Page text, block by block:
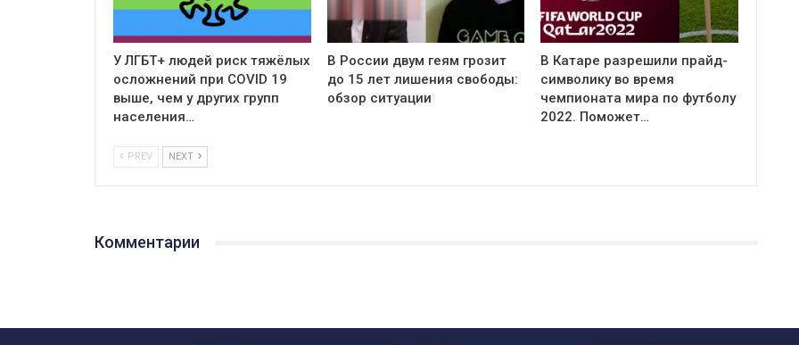
У ЛГБТ+ людей риск тяжёлых
осложнений при COVID 19
выше, чем у других групп
населения…
В России двум геям грозит
до 15 лет лишения свободы:
обзор ситуации
В Катаре разрешили прайд-
символику во время
чемпионата мира по футболу
2022. Поможет…
PREV NEXT
Комментарии